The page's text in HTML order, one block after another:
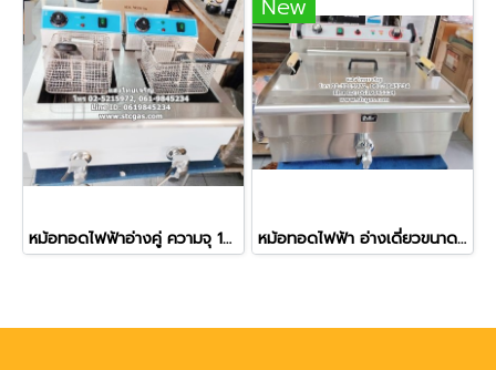
หม้อทอดไฟฟ้าอ่างคู่ ความจุ 16 ลิตร (อ่างละ 8 ลิตร) รุ่น 102V หม้อทอดไฟฟ้า อ่างเดี่ยวขนาดใหญ่ ความจุ 20 ลิตร